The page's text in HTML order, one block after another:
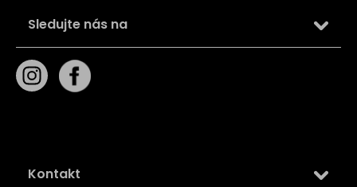
Sledujte nás na
Kontakt